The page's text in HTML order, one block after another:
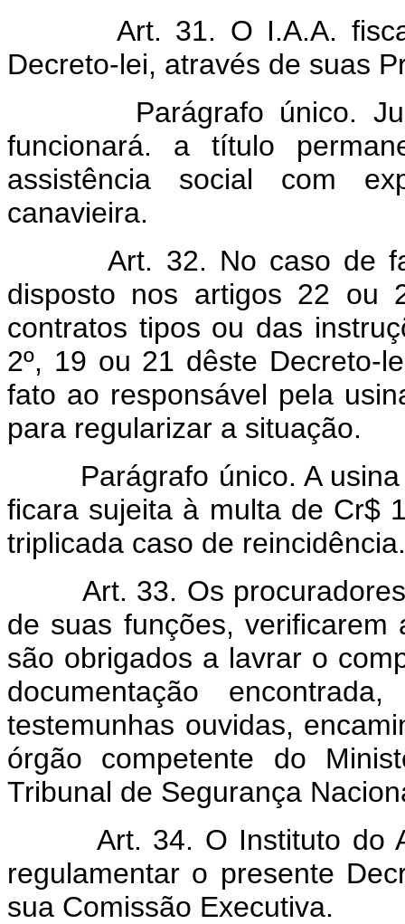
Art. 31. O I.A.A.
Decreto-lei, através de suas
Parágrafo único. Junto
funcionará. a título
assistência social com
canavieira.
Art. 32. No caso de
disposto nos artigos 22 ou
contratos tipos ou das
2º, 19 ou 21 dêste Decreto-
fato ao responsável pela
para regularizar a situação.
Parágrafo único. A usina
ficara sujeita à multa de Cr$
triplicada caso de reincidência.
Art. 33. Os
de suas funções,
são obrigados a lavrar o
documentação
testemunhas ouvidas,
órgão competente do
Tribunal de Segurança
Art. 34. O Instituto do
regulamentar o presente
sua Comissão Executiva.